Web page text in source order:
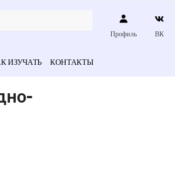
Профиль ВК
ИЗУЧАТЬ КОНТАКТЫ